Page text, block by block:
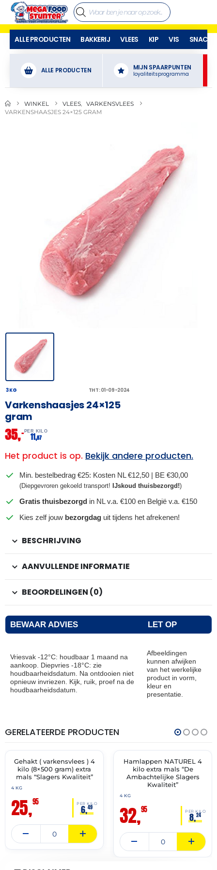
ALLE PRODUCTEN BAKKERIJ VLEES KIP VIS SNACKS
ALLE PRODUCTEN MIJN SPAARPUNTEN
loyaliteitsprogramma
WINKEL VLEES
VARKENSVLEES
VARKENSHAASJES 24×125 GRAM
3 KG THT: 01-09-2024
Varkenshaasjes 24×125
gram
35,– PER KILO
11,67
Het product is op. Bekijk andere producten.
Min. bestelbedrag €25: Kosten NL €12,50 | BE €30,00
(Diepgevroren gekoeld transport! IJskoud thuisbezorgd!)
Gratis thuisbezorgd in NL v.a. €100 en België v.a. €150
Kies zelf jouw bezorgdag uit tijdens het afrekenen!
BESCHRIJVING
AANVULLENDE INFORMATIE
BEOORDELINGEN (0)
BEWAAR ADVIES LET OP
Vriesvak -12°C: houdbaar 1 maand na
aankoop. Diepvries -18°C: zie
houdbaarheidsdatum. Na ontdooien niet
opnieuw invriezen. Kijk, ruik, proef na de
houdbaarheidsdatum.
Afbeeldingen
kunnen afwijken
van het werkelijke
product in vorm,
kleur en
presentatie.
GERELATEERDE PRODUCTEN
✓ VAST ASSORTIMENT
THT:
13-
Gehakt ( varkensvlees ) 4
kilo (8×500 gram) extra
mals “Slagers Kwaliteit”
4 KG
25,95 PER KILO
6,49
✓ VAST ASSORTIMENT
Hamlappen NATUREL 4
kilo extra mals “De
Ambachtelijke Slagers
Kwaliteit”
4 KG
32,95 PER KILO
8,24